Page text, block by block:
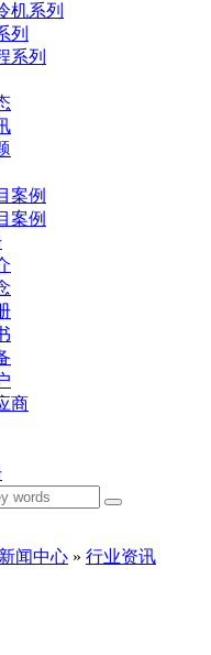
机系列
列
系列
案例
案例
商
新闻中心 » 行业资讯